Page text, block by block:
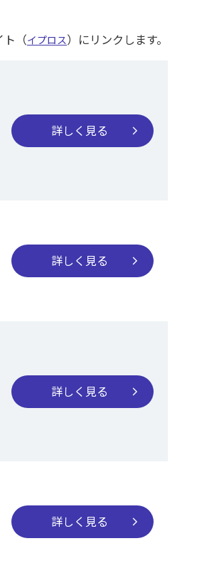
ト（イプロス）にリンクします。
詳しく見る chevron_right
詳しく見る chevron_right
詳しく見る chevron_right
詳しく見る chevron_right